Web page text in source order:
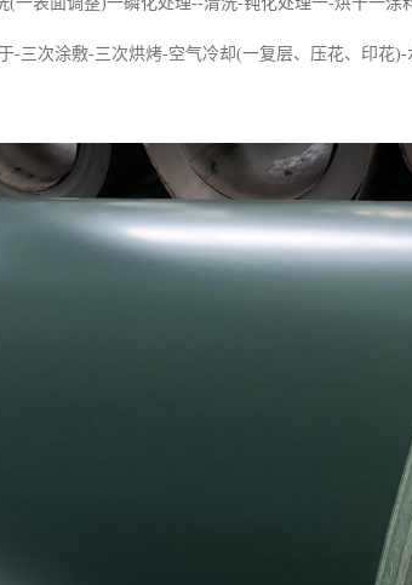
-三次涂敷-三次烘烤-空气冷却(一复层、压花、印花